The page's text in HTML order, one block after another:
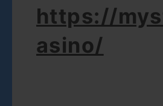
https://
asino/